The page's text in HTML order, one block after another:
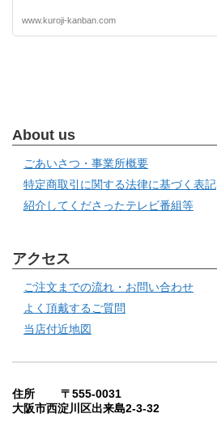
www.kuroji-kanban.com
About us
ごあいさつ・事業所概要
特定商取引に関する法律に基づく表記
紹介してくださったテレビ番組等
アクセス
ご注文までの流れ・お問い合わせ
よく頂戴するご質問
当店付近地図
住所 〒555-0031
大阪市西淀川区出来島2-3-32